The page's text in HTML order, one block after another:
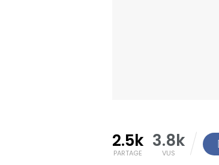
2.5k
PARTAGE
3.8k
VUS